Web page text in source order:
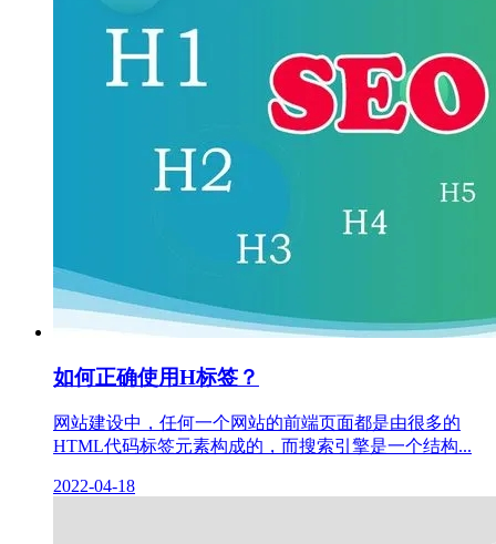
如何正确使用H标签？
网站建设中，任何一个网站的前端页面都是由很多的
HTML代码标签元素构成的，而搜索引擎是一个结构...
2022-04-18